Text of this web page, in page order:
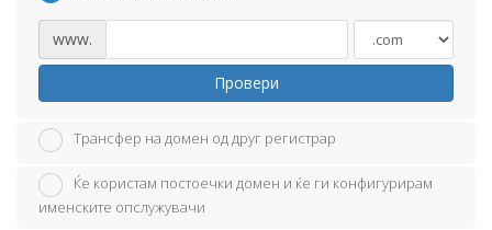
www.
Провери
Трансфер на домен од друг регистрар
Ќе користам постоечки домен и ќе ги конфигурирам
именските опслужувачи